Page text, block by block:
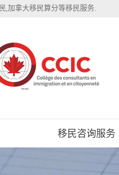
,加拿大移民算分等移民服务.
移民咨询服务